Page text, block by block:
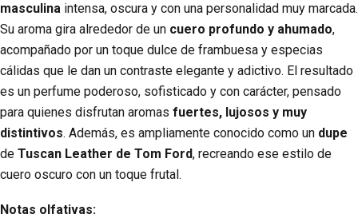
masculina intensa, oscura y con una personalidad muy marcada.
Su aroma gira alrededor de un cuero profundo y ahumado,
acompañado por un toque dulce de frambuesa y especias
cálidas que le dan un contraste elegante y adictivo. El resultado
es un perfume poderoso, sofisticado y con carácter, pensado
para quienes disfrutan aromas fuertes, lujosos y muy
distintivos. Además, es ampliamente conocido como un dupe
de Tuscan Leather de Tom Ford, recreando ese estilo de
cuero oscuro con un toque frutal.
Notas olfativas: